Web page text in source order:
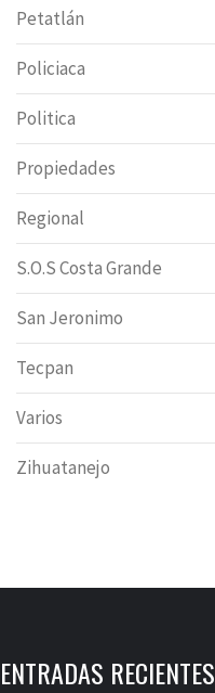
Petatlán
Policiaca
Politica
Propiedades
Regional
S.O.S Costa Grande
San Jeronimo
Tecpan
Varios
Zihuatanejo
ENTRADAS RECIENTES